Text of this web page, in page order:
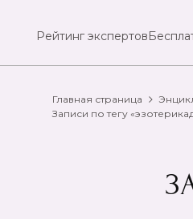
Рейтинг экспертов
Главная страница
Записи по тегу